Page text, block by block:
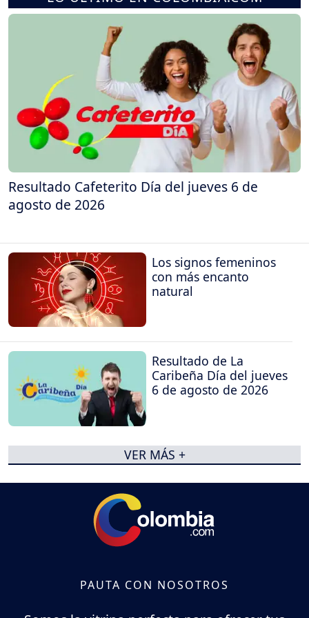
Resultado Cafeterito Día del jueves 6 de
agosto de 2026
Los signos femeninos
con más encanto
natural
Resultado de La
Caribeña Día del jueves
6 de agosto de 2026
VER MÁS +
PAUTA CON NOSOTROS